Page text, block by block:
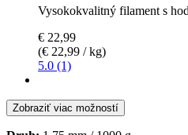
Vysokokvalitný filament s
€ 22,99
(€ 22,99 / kg)
5.0 (1)
Zobraziť viac možností